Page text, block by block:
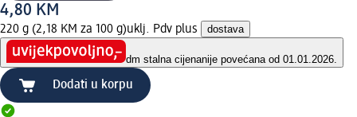
4,80 KM
220 g (2,18 KM za 100 g)uklj. Pdv plus dostava
dm stalna cijenanije povećana od 01.01.2026.
Dodati u korpu